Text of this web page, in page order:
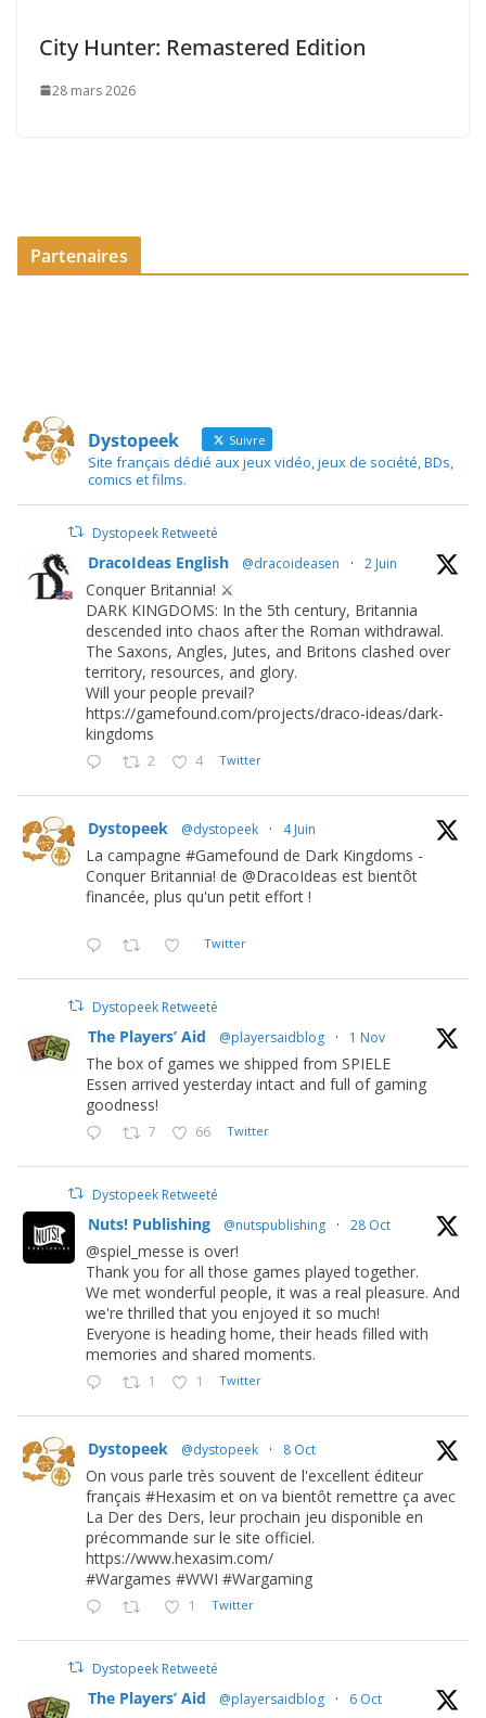
City Hunter: Remastered Edition
28 mars 2026
Partenaires
Dystopeek Suivre
Site français dédié aux jeux vidéo, jeux de société, BDs,
comics et films.
Dystopeek Retweeté
DracoIdeas English @dracoideasen · 2 Juin
Conquer Britannia! ⚔️
DARK KINGDOMS: In the 5th century, Britannia
descended into chaos after the Roman withdrawal.
The Saxons, Angles, Jutes, and Britons clashed over
territory, resources, and glory.
Will your people prevail?
https://gamefound.com/projects/draco-ideas/dark-
kingdoms
2 4 Twitter
Dystopeek @dystopeek · 4 Juin
La campagne #Gamefound de Dark Kingdoms -
Conquer Britannia! de @DracoIdeas est bientôt
financée, plus qu'un petit effort !
Twitter
Dystopeek Retweeté
The Players’ Aid @playersaidblog · 1 Nov
The box of games we shipped from SPIELE
Essen arrived yesterday intact and full of gaming
goodness!
7 66 Twitter
Dystopeek Retweeté
Nuts! Publishing @nutspublishing · 28 Oct
@spiel_messe is over!
Thank you for all those games played together.
We met wonderful people, it was a real pleasure. And
we're thrilled that you enjoyed it so much!
Everyone is heading home, their heads filled with
memories and shared moments.
1 1 Twitter
Dystopeek @dystopeek · 8 Oct
On vous parle très souvent de l'excellent éditeur
français #Hexasim et on va bientôt remettre ça avec
La Der des Ders, leur prochain jeu disponible en
précommande sur le site officiel.
https://www.hexasim.com/
#Wargames #WWI #Wargaming
1 Twitter
Dystopeek Retweeté
The Players’ Aid @playersaidblog · 6 Oct